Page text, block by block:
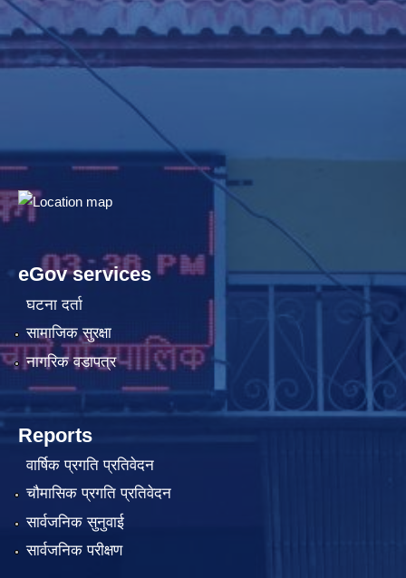
eGov services
घटना दर्ता
सामाजिक सुरक्षा
नागरिक वडापत्र
Reports
वार्षिक प्रगति प्रतिवेदन
चौमासिक प्रगति प्रतिवेदन
सार्वजनिक सुनुवाई
सार्वजनिक परीक्षण